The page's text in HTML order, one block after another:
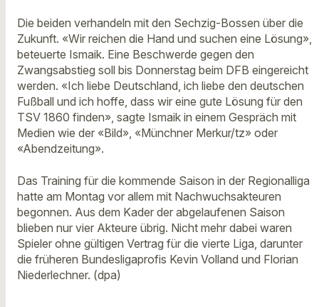
Die beiden verhandeln mit den Sechzig-Bossen über die
Zukunft. «Wir reichen die Hand und suchen eine Lösung»,
beteuerte Ismaik. Eine Beschwerde gegen den
Zwangsabstieg soll bis Donnerstag beim DFB eingereicht
werden. «Ich liebe Deutschland, ich liebe den deutschen
Fußball und ich hoffe, dass wir eine gute Lösung für den
TSV 1860 finden», sagte Ismaik in einem Gespräch mit
Medien wie der «Bild», «Münchner Merkur/tz» oder
«Abendzeitung».
Das Training für die kommende Saison in der Regionalliga
hatte am Montag vor allem mit Nachwuchsakteuren
begonnen. Aus dem Kader der abgelaufenen Saison
blieben nur vier Akteure übrig. Nicht mehr dabei waren
Spieler ohne gültigen Vertrag für die vierte Liga, darunter
die früheren Bundesligaprofis Kevin Volland und Florian
Niederlechner. (dpa)